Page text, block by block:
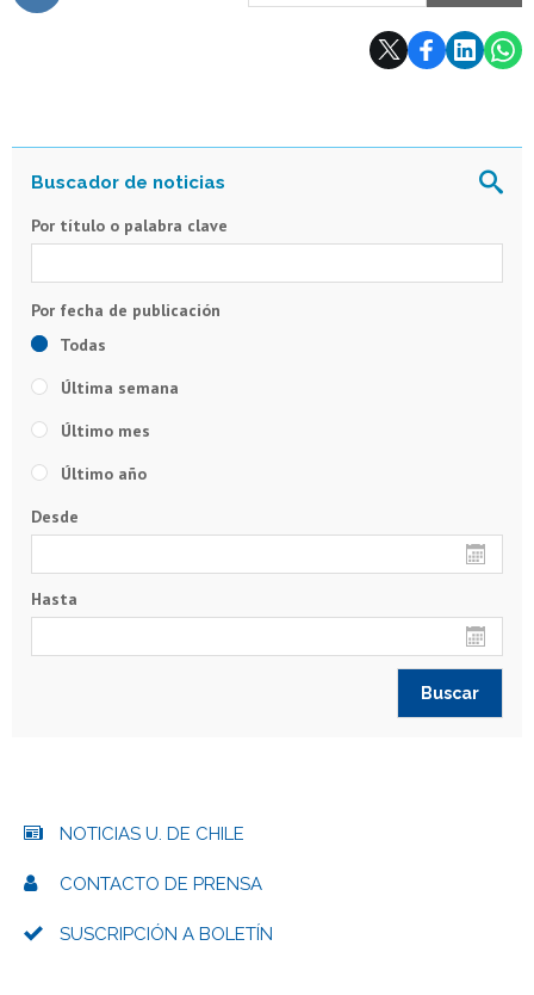
Por título o palabra clave
Todas
Última semana
Último mes
Último año
Desde
Hasta
NOTICIAS U. DE CHILE
CONTACTO DE PRENSA
SUSCRIPCIÓN A BOLETÍN